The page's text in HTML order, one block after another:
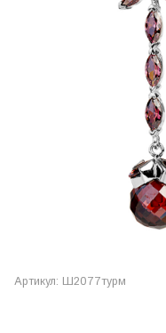
Артикул: Ш2077турм